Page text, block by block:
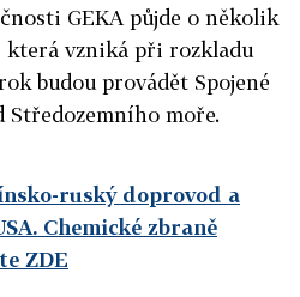
GEKA půjde o několik
která vzniká při rozkladu
budou provádět Spojené
moře.
ruský doprovod a
Chemické zbraně
ZDE